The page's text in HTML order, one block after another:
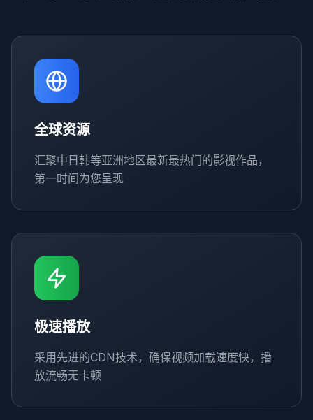
全球资源
汇聚中日韩等亚洲地区最新最热门的影视作品，
第一时间为您呈现
极速播放
采用先进的CDN技术，确保视频加载速度快，播
放流畅无卡顿